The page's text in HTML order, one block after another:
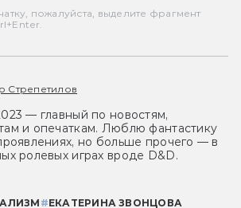
пожалуйста, выделите фрагмент
Стрепетилов
— главный по новостям,
и опечаткам. Люблю фантастику
но больше прочего — в
ролевых играх вроде D&D.
#ЕКАТЕРИНА ЗВОНЦОВА